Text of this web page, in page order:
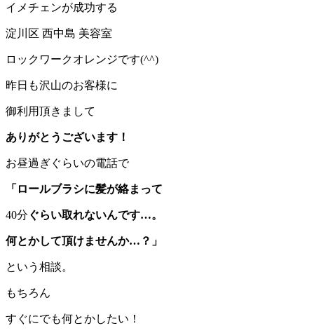
イメチェンが成功する
淀川区 西中島 美容室
ロックワークオレンジです(^^)
昨日も沢山のお客様に
御利用頂きまして
ありがとうございます！
お昼過ぎぐらいの電話で
「ロールブラシに髪が絡まって
40分 ぐらい取れないんです…。
何とかして頂けませんか…？」
という相談。
もちろん
すぐにでも何とかしたい！